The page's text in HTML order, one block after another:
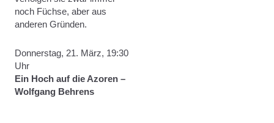
noch Füchse, aber aus
anderen Gründen.
Donnerstag, 21. März, 19:30
Uhr
Ein Hoch auf die Azoren –
Wolfgang Behrens